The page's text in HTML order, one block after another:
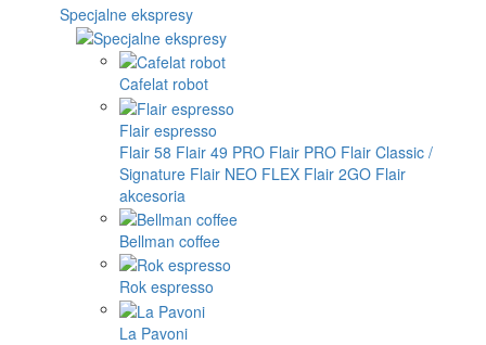
Specjalne ekspresy
Cafelat robot
Flair espresso
Flair 58 Flair 49 PRO Flair PRO Flair Classic /
Signature Flair NEO FLEX Flair 2GO Flair
akcesoria
Bellman coffee
Rok espresso
La Pavoni